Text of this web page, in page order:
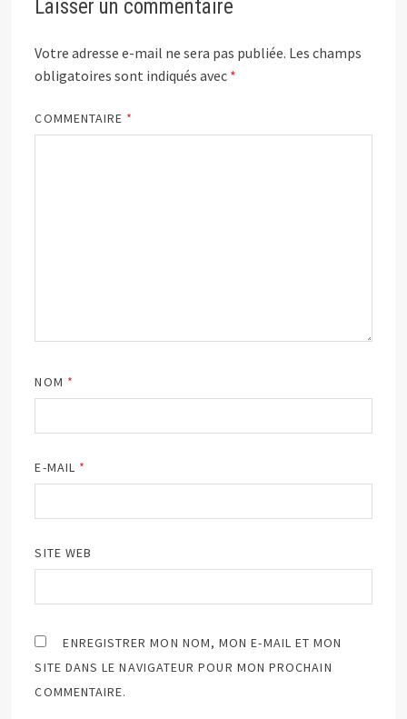
Laisser un commentaire
Votre adresse e-mail ne sera pas publiée. Les champs
obligatoires sont indiqués avec *
COMMENTAIRE *
NOM *
E-MAIL *
SITE WEB
ENREGISTRER MON NOM, MON E-MAIL ET MON
SITE DANS LE NAVIGATEUR POUR MON PROCHAIN
COMMENTAIRE.